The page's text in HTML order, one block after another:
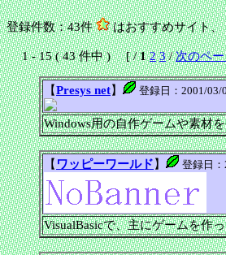
登録件数：43件
はおすすめサイト、
1 - 15 ( 43 件中 ) [ /1 2 3/次のペ
【Presys net】 登録日：2001/03/
Windows用の自作ゲームや素材
【 ワッピーワールド 】 登録日
VisualBasicで、主にゲームを作